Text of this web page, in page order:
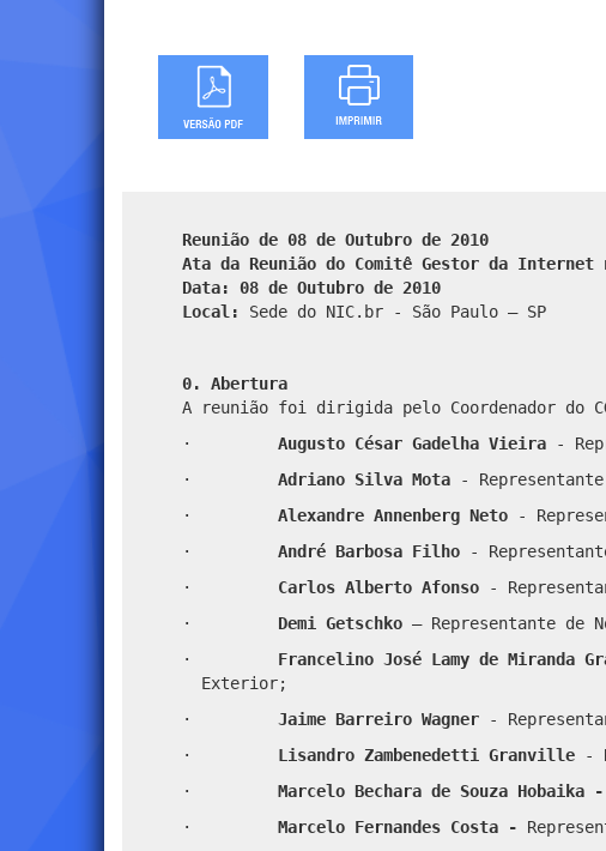
Reunião de 08 de Outubro de 2010
Ata da Reunião do Comitê Gestor da
Data: 08 de Outubro de 2010
Local:
Sede do NIC.br - São Paulo – SP
0. Abertura
A reunião foi dirigida pelo Coordenador do
·
Augusto César Gadelha Vieira
-
·
Adriano Silva Mota
-
·
Alexandre Annenberg Neto -
·
André Barbosa Filho
-
·
Carlos Alberto Afonso
-
·
Demi Getschko – Representante de
·
Francelino José Lamy de Miranda
Exterior;
·
Jaime Barreiro Wagner
-
·
Lisandro Zambenedetti Granville
-
·
Marcelo Bechara de Souza Hobaika -
·
Marcelo Fernandes Costa -